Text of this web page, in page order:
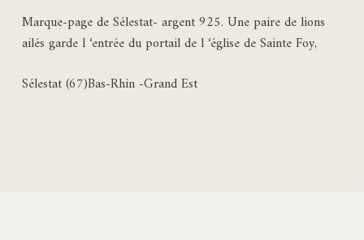
Marque-page de Sélestat- argent 925. Une paire de lions
ailés garde l ‘entrée du portail de l ‘église de Sainte Foy,
Sélestat (67)Bas-Rhin -Grand Est